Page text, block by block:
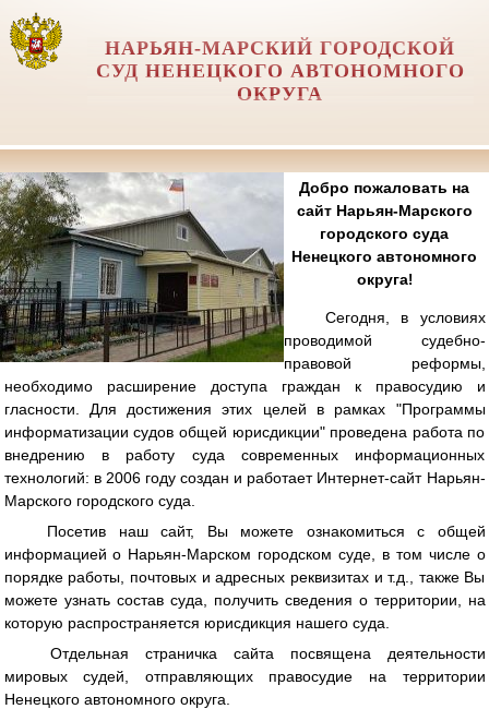
НАРЬЯН-МАРСКИЙ ГОРОДСКОЙ
СУД НЕНЕЦКОГО АВТОНОМНОГО
ОКРУГА
Добро пожаловать на
сайт Нарьян-Марского
городского суда
Ненецкого автономного
округа!
Сегодня, в условиях
проводимой судебно-
правовой реформы,
необходимо расширение доступа граждан к правосудию и
гласности. Для достижения этих целей в рамках "Программы
информатизации судов общей юрисдикции" проведена работа по
внедрению в работу суда современных информационных
технологий: в 2006 году создан и работает Интернет-сайт Нарьян-
Марского городского суда.
Посетив наш сайт, Вы можете ознакомиться с общей
информацией о Нарьян-Марском городском суде, в том числе о
порядке работы, почтовых и адресных реквизитах и т.д., также Вы
можете узнать состав суда, получить сведения о территории, на
которую распространяется юрисдикция нашего суда.
Отдельная страничка сайта посвящена деятельности
мировых судей, отправляющих правосудие на территории
Ненецкого автономного округа.